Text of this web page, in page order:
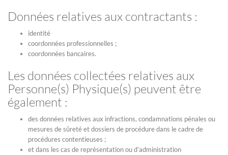
Données relatives aux contractants :
identité
coordonnées professionnelles ;
coordonnées bancaires.
Les données collectées relatives aux
Personne(s) Physique(s) peuvent être
également :
des données relatives aux infractions, condamnations pénales ou
mesures de sûreté et dossiers de procédure dans le cadre de
procédures contentieuses ;
et dans les cas de représentation ou d’administration